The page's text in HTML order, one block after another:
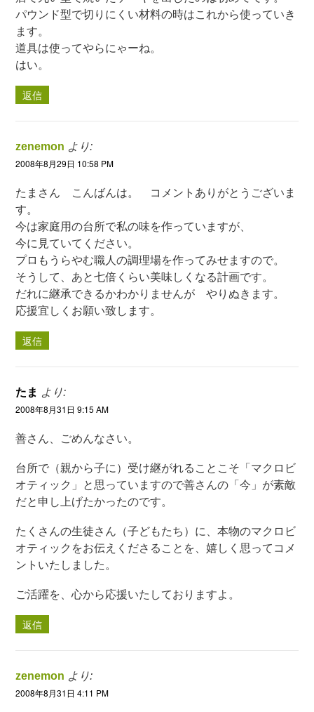
パウンド型で切りにくい材料の時はこれから使っていき
ます。
道具は使ってやらにゃーね。
はい。
返信
zenemon より:
2008年8月29日 10:58 PM
たまさん こんばんは。 コメントありがとうございま
す。
今は家庭用の台所で私の味を作っていますが、
今に見ていてください。
プロもうらやむ職人の調理場を作ってみせますので。
そうして、あと七倍くらい美味しくなる計画です。
だれに継承できるかわかりませんが やりぬきます。
応援宜しくお願い致します。
返信
たま より:
2008年8月31日 9:15 AM
善さん、ごめんなさい。
台所で（親から子に）受け継がれることこそ「マクロビ
オティック」と思っていますので善さんの「今」が素敵
だと申し上げたかったのです。
たくさんの生徒さん（子どもたち）に、本物のマクロビ
オティックをお伝えくださることを、嬉しく思ってコメ
ントいたしました。
ご活躍を、心から応援いたしておりますよ。
返信
zenemon より:
2008年8月31日 4:11 PM